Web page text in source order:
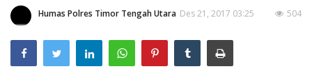
Binkam
Lantas
OPINI
Humas Polres Timor Tengah Utara Des 21, 2017 03:25 504